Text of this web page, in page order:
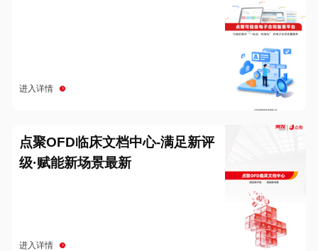
进入详情
点聚OFD临床文档中心-满足新评
级·赋能新场景最新
进入详情